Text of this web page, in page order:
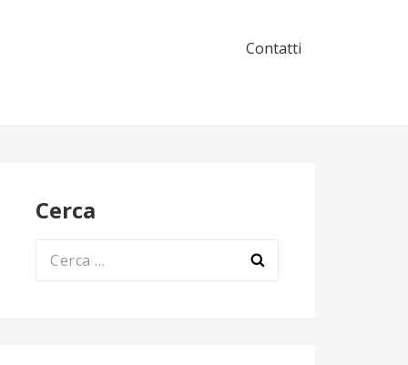
Contatti
Cerca
Ricerca